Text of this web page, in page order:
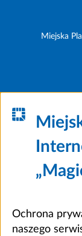
Miejska
Ochrona
naszego